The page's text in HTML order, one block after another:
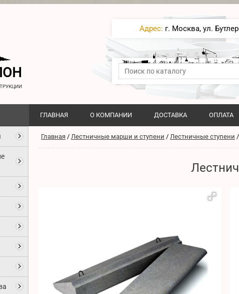
Адрес: г. Москва, ул.
ГЛАВНАЯ О КОМПАНИИ ДОСТАВКА ОПЛАТА
Главная / Лестничные марши и ступени / Лестничные ступени /